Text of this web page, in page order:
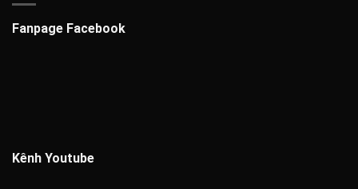
Fanpage Facebook
Kênh Youtube